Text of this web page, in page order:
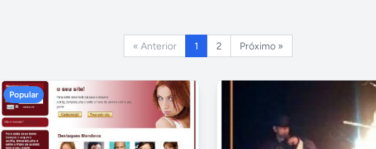
« Anterior 1 2 Próximo »
Popular